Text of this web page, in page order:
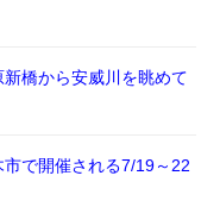
橋から安威川を眺めて
で開催される7/19～22